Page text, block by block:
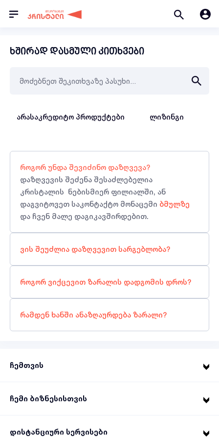
ხშირად დასმული კითხვები
არასაკრედიტო პროდუქტები ლიზინგი
როგორ უნდა შევიძინო დაზღვევა?
დაზღვევის შეძენა შესაძლებელია
კრისტალის ნებისმიერ ფილიალში, ან
დაგვიტოვეთ საკონტაქტო მონაცემი ბმულზე
და ჩვენ მალე დაგიკავშირდებით.
ვის შეუძლია დაზღვევით სარგებლობა?
როგორ ვიქცევით ზარალის დადგომის დროს?
რამდენ ხანში ანაზღაურდება ზარალი?
ჩემთვის
ჩემი ბიზნესისთვის
დისტანციური სერვისები